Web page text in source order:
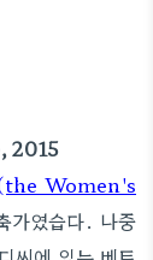
2015
(the Women's
가였습다. 나중